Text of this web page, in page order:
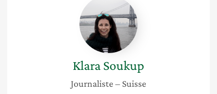
Soukup
KlaraSoukup
Journaliste – Suisse